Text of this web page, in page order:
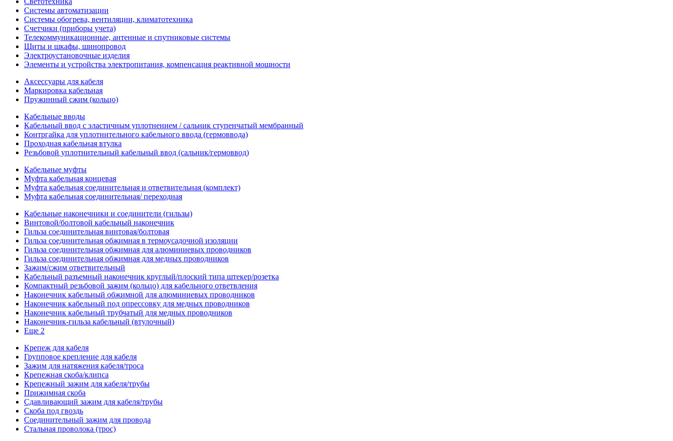
Системы автоматизации
Системы обогрева, вентиляции, климатотехника
Счетчики (приборы учета)
Телекоммуникационные, антенные и спутниковые системы
Щиты и шкафы, шинопровод
Электроустановочные изделия
Элементы и устройства электропитания, компенсация реактивной мощности
Аксессуары для кабеля
Маркировка кабельная
Пружинный сжим (кольцо)
Кабельные вводы
Кабельный ввод с эластичным уплотнением / сальник ступенчатый мембранный
Контргайка для уплотнительного кабельного ввода (гермоввода)
Проходная кабельная втулка
Резьбовой уплотнительный кабельный ввод (сальник/гермоввод)
Кабельные муфты
Муфта кабельная концевая
Муфта кабельная соединительная и ответвительная (комплект)
Муфта кабельная соединительная/ переходная
Кабельные наконечники и соединители (гильзы)
Винтовой/болтовой кабельный наконечник
Гильза соединительная винтовая/болтовая
Гильза соединительная обжимная в термоусадочной изоляции
Гильза соединительная обжимная для алюминиевых проводников
Гильза соединительная обжимная для медных проводников
Зажим/сжим ответвительный
Кабельный разъемный наконечник круглый/плоский типа штекер/розетка
Компактный резьбовой зажим (кольцо) для кабельного ответвления
Наконечник кабельный обжимной для алюминиевых проводников
Наконечник кабельный под опрессовку для медных проводников
Наконечник кабельный трубчатый для медных проводников
Наконечник-гильза кабельный (втулочный)
Еще 2
Крепеж для кабеля
Групповое крепление для кабеля
Зажим для натяжения кабеля/троса
Крепежная скоба/клипса
Крепежный зажим для кабеля/трубы
Прижимная скоба
Сдавливающий зажим для кабеля/трубы
Скоба под гвоздь
Соединительный зажим для провода
Стальная проволока (трос)